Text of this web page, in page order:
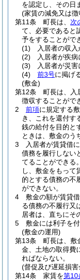
を認定し、その日
(家賃の減免又は徴
第11条
町長は、 次
て、必要であると
予をすることがで
(1)
入居者の収入
(2)
入居者が疾病
(3)
入居者が災
(4)
前3号に掲げ
(敷金)
第12条
町長は、入
徴収することがで
2
前項に規定する
き、これを還付す
銭の給付を目的と
ときは、敷金のう
3
入居者が賃貸借
債務を履行しない
てることができる。
し、敷金をもって
的とする債務の不
ができない。
4
敷金の額が賃貸
る債務の不履行又
居者は、直ちにそ
5
敷金には利子を
(敷金の運用)
第13条
町長は、敷
金、土地の取得費
ればならない。
(督促及び遅延損
第14条
家賃を第10